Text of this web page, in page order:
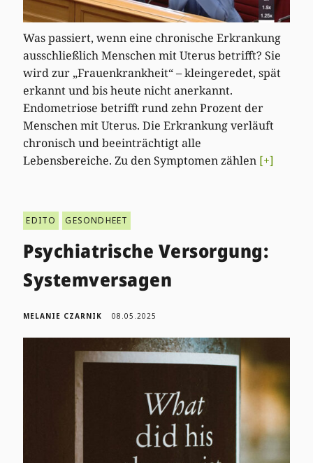
Was passiert, wenn eine chronische Erkrankung
ausschließlich Menschen mit Uterus betrifft? Sie
wird zur „Frauenkrankheit“ – kleingeredet, spät
erkannt und bis heute nicht anerkannt.
Endometriose betrifft rund zehn Prozent der
Menschen mit Uterus. Die Erkrankung verläuft
chronisch und beeinträchtigt alle
Lebensbereiche. Zu den Symptomen zählen [+]
EDITO GESONDHEET
Psychiatrische Versorgung:
Systemversagen
MELANIE CZARNIK 08.05.2025